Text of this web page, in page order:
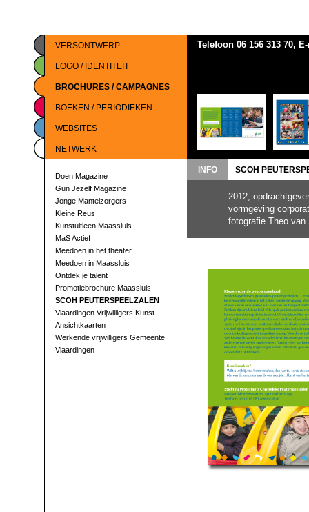
VERSONTWERP
LOGO / IDENTITEIT
BROCHURES / CAMPAGNES
BOEKEN / PERIODIEKEN
WEBSITES
NETWERK
Doen Magazine
Gun Jezelf Magazine
Jonge Mantelzorgers
Kleine Reus
Kunstuitleen Maassluis
MaS Actief
Meedoen in het theater
Meedoen in Maassluis
Ontdek je talent
Promotiebrochure Maassluis
SCOH PEUTERSPEELZALEN
Vlaardingen Vrijwilligers Kunst
Ansichtkaarten
Werkende vrijwilligers Gemeente
Vlaardingen
Telefoon 06 156 313 70,
INFO SCOH
2012,
vormgeving
fotografie Theo